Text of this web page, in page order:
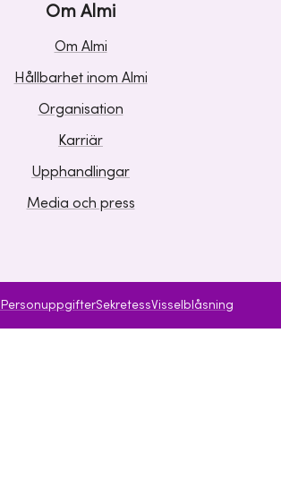
Om Almi
Om Almi
Hållbarhet inom Almi
Organisation
Karriär
Upphandlingar
Media och press
PersonuppgifterSekretessVisselblåsning